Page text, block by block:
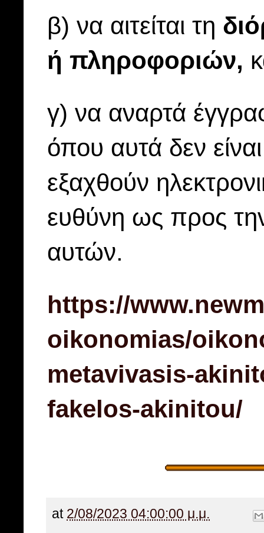
β) να αιτείται τη
ή πληροφοριών,
γ) να αναρτά
όπου αυτά δεν
εξαχθούν
ευθύνη ως προς
αυτών.
https://
oikonomias/
metavivasis-
fakelos-akinitou/
at 2/08/2023 04:00:00 μ.μ.